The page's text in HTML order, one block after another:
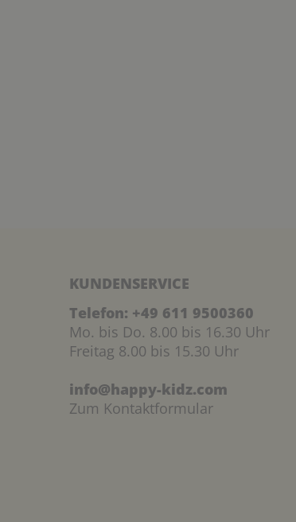
KUNDENSERVICE
Telefon: +49 611 9500360
Mo. bis Do. 8.00 bis 16.30 Uhr
Freitag 8.00 bis 15.30 Uhr
info@happy-kidz.com
Zum Kontaktformular